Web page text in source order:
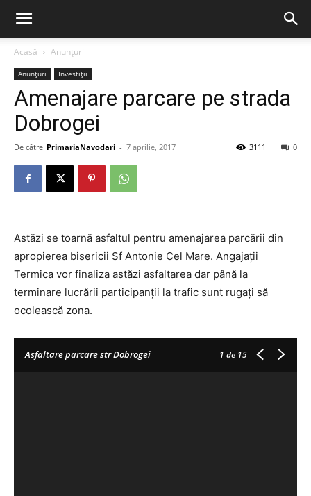
Acasă Anunțuri
Anunțuri Investiții
Amenajare parcare pe strada
Dobrogei
De către PrimariaNavodari - 7 aprilie, 2017 0
3111
Astăzi se toarnă asfaltul pentru amenajarea parcării din
apropierea bisericii Sf Antonie Cel Mare. Angajații
Termica vor finaliza astăzi asfaltarea dar până la
terminare lucrării participanții la trafic sunt rugați să
ocolească zona.
Asfaltare parcare str Dobrogei 1 de 15